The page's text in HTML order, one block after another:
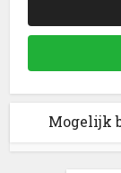
Mogelijk